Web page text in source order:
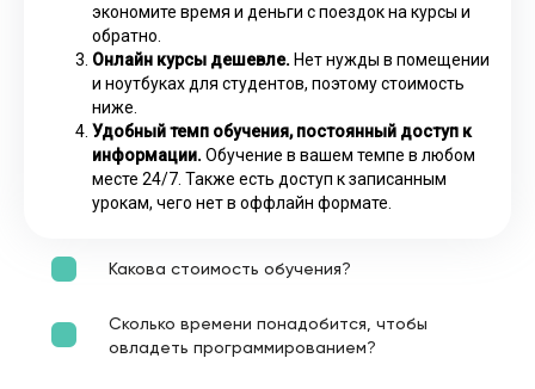
экономите время и деньги с поездок на курсы и
обратно.
Онлайн курсы дешевле. Нет нужды в помещении
и ноутбуках для студентов, поэтому стоимость
ниже.
Удобный темп обучения, постоянный доступ к
информации. Обучение в вашем темпе в любом
месте 24/7. Также есть доступ к записанным
урокам, чего нет в оффлайн формате.
Какова стоимость обучения?
Сколько времени понадобится, чтобы
овладеть программированием?